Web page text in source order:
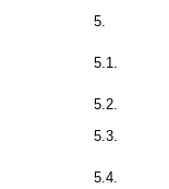
5.
5.1.
5.2.
5.3.
5.4.